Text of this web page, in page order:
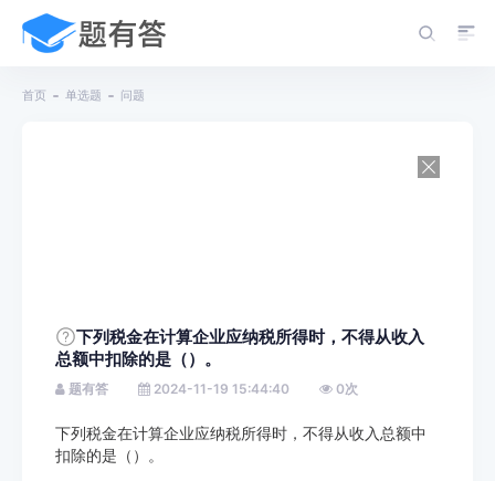
首页 单选题 问题
下列税金在计算企业应纳税所得时，不得从收入
总额中扣除的是（）。
题有答 2024-11-19 15:44:40 0次
下列税金在计算企业应纳税所得时，不得从收入总额中
扣除的是（）。